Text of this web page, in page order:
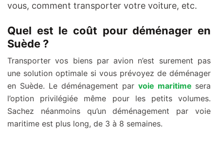
vous, comment transporter votre voiture, etc.
Quel est le coût pour déménager en
Suède ?
Transporter vos biens par avion n’est surement pas
une solution optimale si vous prévoyez de déménager
en Suède. Le déménagement par voie maritime sera
l’option privilégiée même pour les petits volumes.
Sachez néanmoins qu’un déménagement par voie
maritime est plus long, de 3 à 8 semaines.